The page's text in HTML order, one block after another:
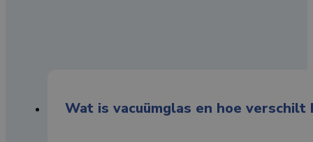
Wat is vacuümglas en hoe verschilt